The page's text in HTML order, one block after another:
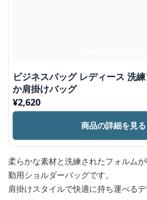
ビジネスバッグ レディース 洗
か肩掛けバッグ
¥2,620
商品の詳細を見る
柔らかな素材と洗練されたフォルム
勤用ショルダーバッグです。
肩掛けスタイルで快適に持ち運べるデ